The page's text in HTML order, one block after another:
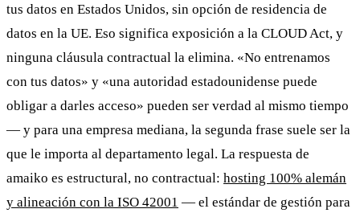
tus datos en Estados Unidos, sin opción de residencia de
datos en la UE. Eso significa exposición a la CLOUD Act, y
ninguna cláusula contractual la elimina. «No entrenamos
con tus datos» y «una autoridad estadounidense puede
obligar a darles acceso» pueden ser verdad al mismo tiempo
— y para una empresa mediana, la segunda frase suele ser la
que le importa al departamento legal. La respuesta de
amaiko es estructural, no contractual: hosting 100% alemán
y alineación con la ISO 42001 — el estándar de gestión para